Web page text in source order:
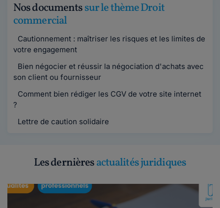
Nos documentssur le thème Droit
commercial
Cautionnement : maîtriser les risques et les limites de
votre engagement
Bien négocier et réussir la négociation d'achats avec
son client ou fournisseur
Comment bien rédiger les CGV de votre site internet
?
Lettre de caution solidaire
Les dernièresactualités juridiques